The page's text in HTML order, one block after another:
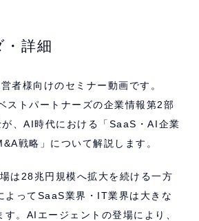
・詳細
者様向けのセミナー動画です。
ストパートナーズの企業情報第2部
、AI時代における「SaaS・AI企業
戦略」について解説します。
は28兆円規模へ拡大を続ける一方
よってSaaS業界・IT業界は大きな
。AIエージェントの登場により、